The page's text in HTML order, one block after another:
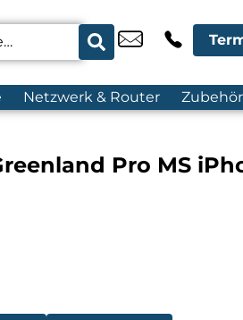
Netzwerk & Router Zubehör
Pro MS